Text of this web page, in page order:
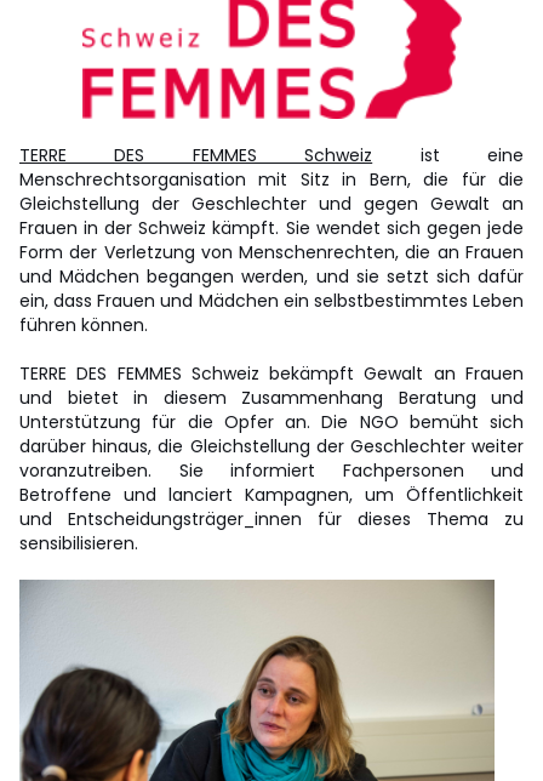
TERRE DES FEMMES Schweiz ist eine
Menschrechtsorganisation mit Sitz in Bern, die für die
Gleichstellung der Geschlechter und gegen Gewalt an
Frauen in der Schweiz kämpft. Sie wendet sich gegen jede
Form der Verletzung von Menschenrechten, die an Frauen
und Mädchen begangen werden, und sie setzt sich dafür
ein, dass Frauen und Mädchen ein selbstbestimmtes Leben
führen können.
TERRE DES FEMMES Schweiz bekämpft Gewalt an Frauen
und bietet in diesem Zusammenhang Beratung und
Unterstützung für die Opfer an. Die NGO bemüht sich
darüber hinaus, die Gleichstellung der Geschlechter weiter
voranzutreiben. Sie informiert Fachpersonen und
Betroffene und lanciert Kampagnen, um Öffentlichkeit
und Entscheidungsträger_innen für dieses Thema zu
sensibilisieren.